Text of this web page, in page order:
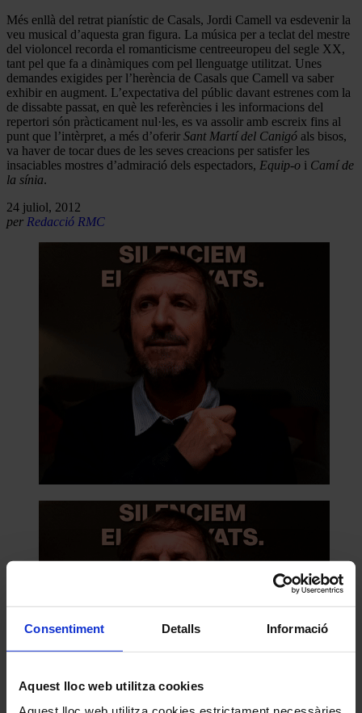
Consentiment Detalls Informació
Aquest lloc web utilitza cookies
Més enllà del retrat pianístic de Casals, Jordi Camell va esdevenir la
veu musical d’aquesta gran figura. La música per a teclat del mestre
del violoncel recorda el romanticisme centreeuropeu del segle XX,
tant pel que fa a dinàmiques com pel llenguatge utilitzat. Unes
demandes exigides per l’herència de Casals que Camell va saber
exhibir en augment. L’expectativa del públic davant estrenes com la
de dissabte passat, en què les referències i les informacions del
repertori són pràcticament nul·les, es va assolir amb escreix fins al
punt que l’intèrpret, a més d’oferir Sant Martí del Canigó als bisos,
va haver de tocar dues de les seves creacions per satisfer les
insaciables mostres d’admiració dels espectadors, Equip-o i Camí de
la sínia.
24 juliol, 2012
per Redacció RMC